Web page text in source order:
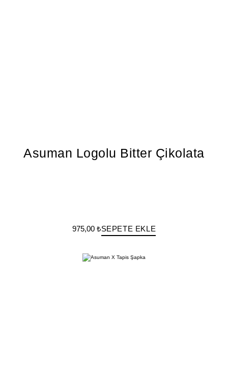
Asuman Logolu Bitter Çikolata
975,00 ₺SEPETE EKLE